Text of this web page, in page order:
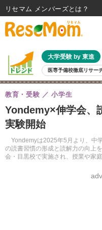
大学受験 by 東進
医専予備校徹底リサー
親子で考える大学選び 高校受験
共通テスト 夏休み
8月開催イベント・WS 全国公立
自由研究教材（小学生向け）
Yondemy×伸学会、
実験開始
Yondemyは2025年5月より、中
の読書習慣の形成と読解力の向上
会・目黒校で実施され、授業や家
教育・受験 小学生
リセマム メンバーズ